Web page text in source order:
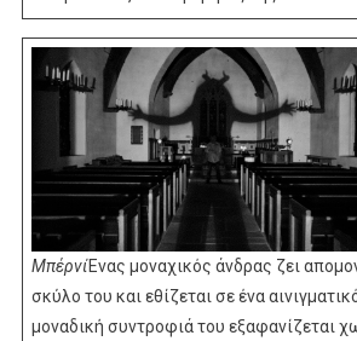
ΜπέρνιΈνας μοναχικός άνδρας ζει
σκύλο του και εθίζεται σε ένα
μοναδική συντροφιά του εξαφανίζεται